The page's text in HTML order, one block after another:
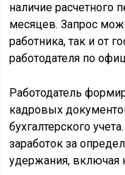
наличие расчетного
месяцев. Запрос
работника, так и от
работодателя по
Работодатель
кадровых
бухгалтерского
заработок за
удержания, включая